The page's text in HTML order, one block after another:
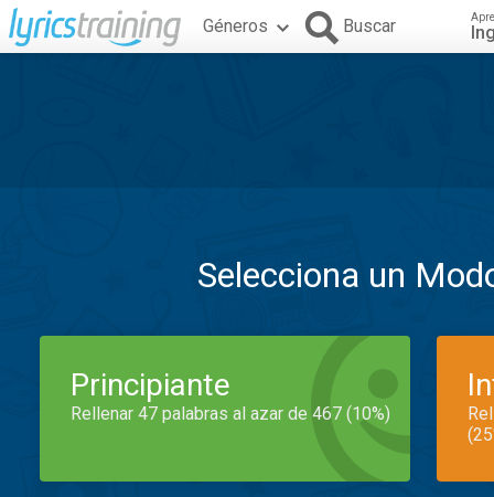
Géneros Buscar
Selecciona un
Principiante
Rellenar 47 palabras al azar de 467 (10%)